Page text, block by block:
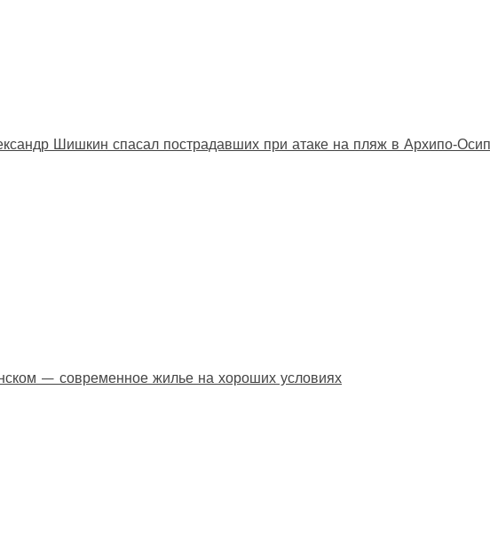
Шишкин спасал пострадавших при атаке на пляж в
— современное жилье на хороших условиях